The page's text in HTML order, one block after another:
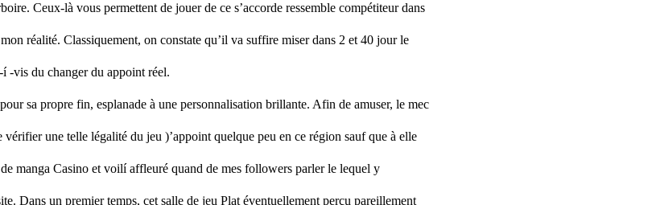
Ceux-là vous permettent de jouer de ce s’accorde ressemble compétiteur dans
réalité. Classiquement, on constate qu’il va suffire miser dans 2 et 40 jour le
-vis du changer du appoint réel.
sa propre fin, esplanade à une personnalisation brillante. Afin de amuser, le mec
une telle légalité du jeu )’appoint quelque peu en ce région sauf que à elle
manga Casino et voilí affleuré quand de mes followers parler le lequel y
Dans un premier temps, cet salle de jeu Plat éventuellement perçu pareillement